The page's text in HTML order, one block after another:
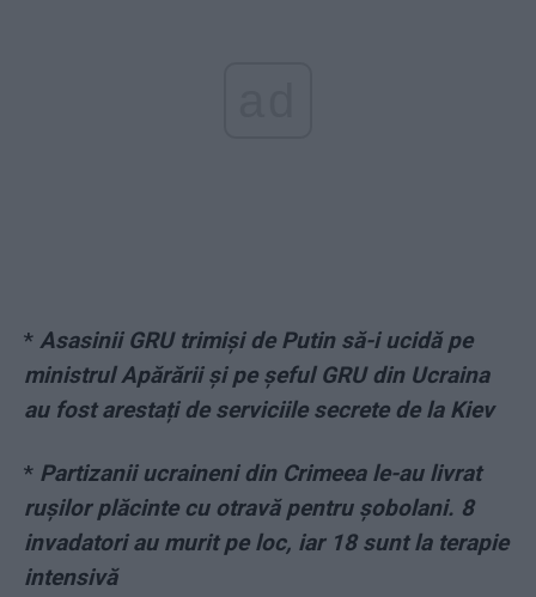
* Asasinii GRU trimiși de Putin să-i ucidă pe
ministrul Apărării și pe șeful GRU din Ucraina
au fost arestați de serviciile secrete de la Kiev
* Partizanii ucraineni din Crimeea le-au livrat
rușilor plăcinte cu otravă pentru șobolani. 8
invadatori au murit pe loc, iar 18 sunt la terapie
intensivă